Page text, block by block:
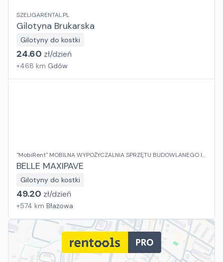
SZELIGARENTAL.PL
Gilotyna Brukarska
Gilotyny do kostki
24.60 zł/dzień
+468 km Gdów
"MobiRent" MOBILNA WYPOŻYCZALNIA SPRZĘTU BUDOWLANEGO I
OGRODOWEGO Jaroslaw Rybka
BELLE MAXIPAVE
Gilotyny do kostki
49.20 zł/dzień
+574 km Błażowa